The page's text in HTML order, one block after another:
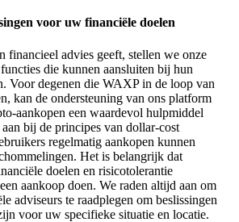
voor uw financiële doelen
financieel advies geeft, stellen we onze
die kunnen aansluiten bij hun
Voor degenen die WAXP in de loop van
kan de ondersteuning van ons platform
aankopen een waardevol hulpmiddel
bij de principes van dollar-cost
regelmatig aankopen kunnen
Het is belangrijk dat
doelen en risicotolerantie
aankoop doen. We raden altijd aan om
adviseurs te raadplegen om beslissingen
voor uw specifieke situatie en locatie.